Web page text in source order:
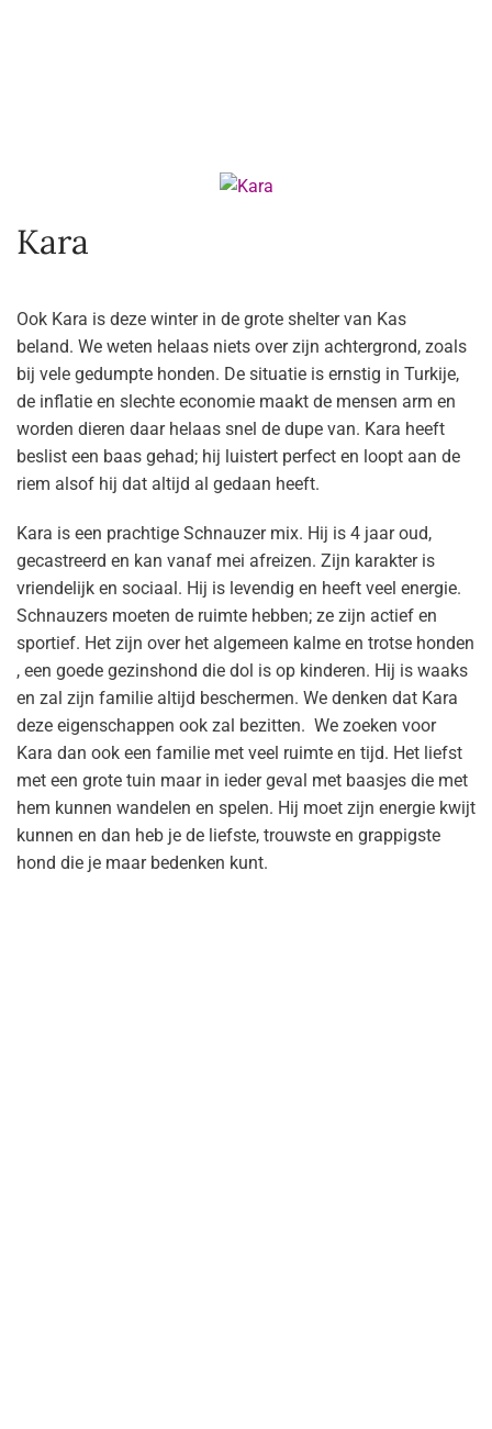
Kara
Ook Kara is deze winter in de grote shelter van Kas
beland. We weten helaas niets overzijn achtergrond, zoals
bij vele gedumpte honden. De situatie is ernstig in Turkije,
de inflatie en slechte economie maakt de mensen arm en
worden dieren daar helaas snel de dupe van. Kara heeft
beslist een baas gehad; hij luistert perfect en loopt aan de
riem alsof hij dat altijd al gedaan heeft.
Kara is een prachtige Schnauzermix. Hij is 4 jaar oud,
gecastreerd en kan vanaf mei afreizen. Zijn karakter is
vriendelijk en sociaal. Hij is levendig en heeft veel energie.
Schnauzers moeten de ruimte hebben; ze zijn actief en
sportief. Het zijn over het algemeen kalme en trotse honden
, een goede gezinshond die dol is op kinderen. Hij is waaks
en zal zijn familie altijd beschermen. We denken dat Kara
deze eigenschappen ook zal bezitten. We zoeken voor
Kara dan ook een familie met veel ruimte en tijd. Het liefst
met een grote tuin maar in ieder geval met baasjes die met
hem kunnen wandelen en spelen. Hij moet zijn energie kwijt
kunnen en dan heb je de liefste, trouwste en grappigste
hond die je maar bedenken kunt.